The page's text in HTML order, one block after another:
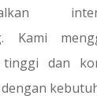
Kami
tinggi dan